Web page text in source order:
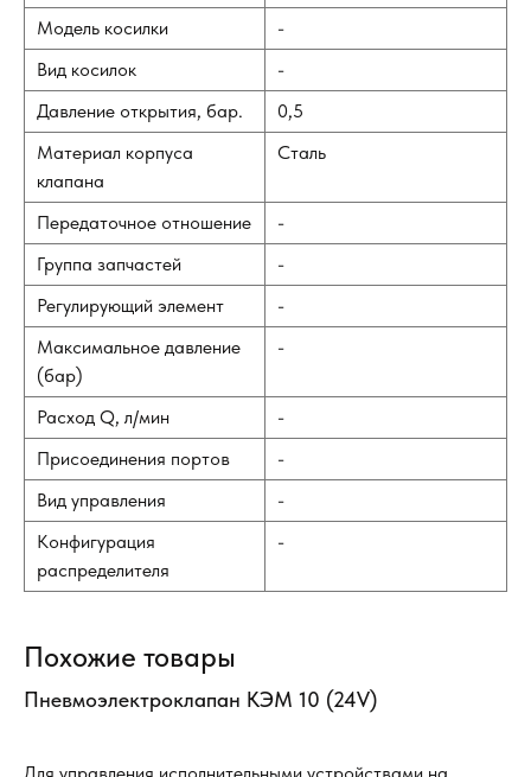
Модель косилки
-
Вид косилок
-
Давление открытия, бар.
0,5
Материал корпуса
клапана
Сталь
Передаточное отношение
-
Группа запчастей
-
Регулирующий элемент
-
Максимальное давление
(бар)
-
Расход Q, л/мин
-
Присоединения портов
-
Вид управления
-
Конфигурация
распределителя
-
Похожие товары
Пневмоэлектроклапан КЭМ 10 (24V)